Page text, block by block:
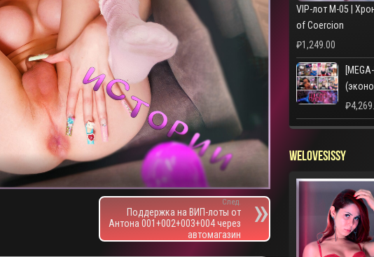
След.
Поддержка на ВИП-лоты от
Антона 001+002+003+004 через
автомагазин
VIP-лот M-05 |
of Coercion
₽1,249.00
₽
WELOVESISSY